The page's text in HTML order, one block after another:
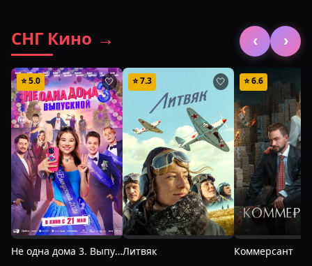
СНГ Кино → ‹ ›
⭐5.0 🤍
Не одна дома 3. Выпускной
⭐7.3 🤍
Литвяк
⭐6.6
Коммерсант